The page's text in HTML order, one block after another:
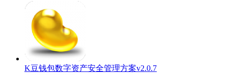
K豆钱包数字资产安全管理方案v2.0.7